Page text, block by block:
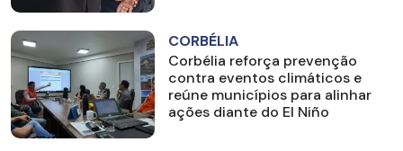
CORBÉLIA
Corbélia reforça prevenção
contra eventos climáticos e
reúne municípios para alinhar
ações diante do El Niño